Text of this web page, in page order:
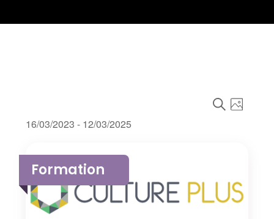
vues
C
Évènements
16/03/2023 - 12/03/2025
la
date
List
of
events
in
Formation